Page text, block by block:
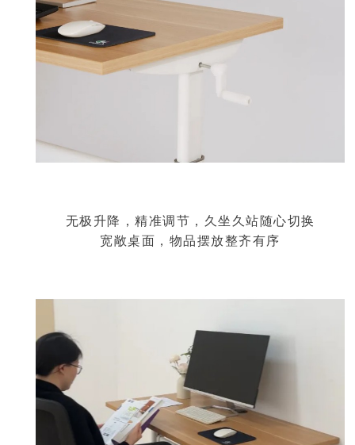
无极升降，精准调节，久坐久站随心切换
宽敞桌面，物品摆放整齐有序